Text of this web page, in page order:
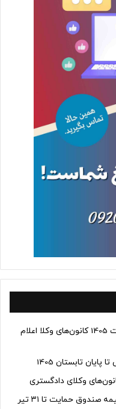
زمان قطعی و رسمی برگزاری آزمون وکالت 1405 کانون‌های وکلا اعلام
تابستان 1405
خبر مهم برای وکلا: مهلت پرداخت حق بیمه صندوق حمایت تا ۳۱ تیر